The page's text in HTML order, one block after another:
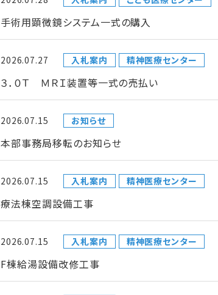
手術用顕微鏡システム一式の購入
2026.07.27 入札案内 精神医療センター
３．０Ｔ ＭＲＩ装置等一式の売払い
2026.07.15 お知らせ
本部事務局移転のお知らせ
2026.07.15 入札案内 精神医療センター
療法棟空調設備工事
2026.07.15 入札案内 精神医療センター
F棟給湯設備改修工事